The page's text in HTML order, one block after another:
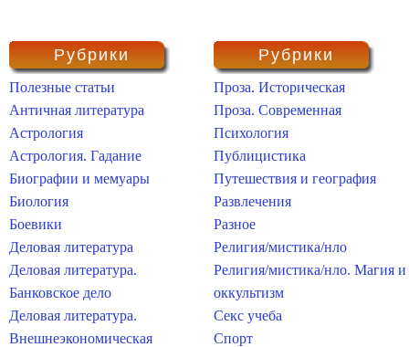
Рубрики
Полезные статьи
Античная литература
Астрология
Астрология. Гадание
Биографии и мемуары
Биология
Боевики
Деловая литература
Деловая литература.
Банковское дело
Деловая литература.
Внешнеэкономическая
Рубрики
Проза. Историческая
Проза. Современная
Психология
Публицистика
Путешествия и география
Развлечения
Разное
Религия/мистика/нло
Религия/мистика/нло. Магия и
оккультизм
Секс учеба
Спорт